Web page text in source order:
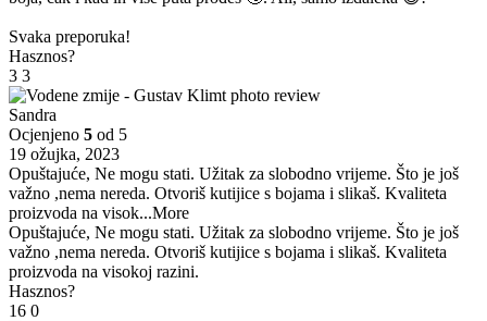
Svaka preporuka!
Hasznos?
3 3
Sandra
Ocjenjeno 5 od 5
19 ožujka, 2023
Opuštajuće, Ne mogu stati. Užitak za slobodno vrijeme. Što je još
važno ,nema nereda. Otvoriš kutijice s bojama i slikaš. Kvaliteta
proizvoda na visok...More
Opuštajuće, Ne mogu stati. Užitak za slobodno vrijeme. Što je još
važno ,nema nereda. Otvoriš kutijice s bojama i slikaš. Kvaliteta
proizvoda na visokoj razini.
Hasznos?
16 0